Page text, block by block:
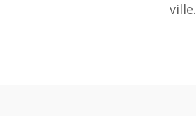
ville.